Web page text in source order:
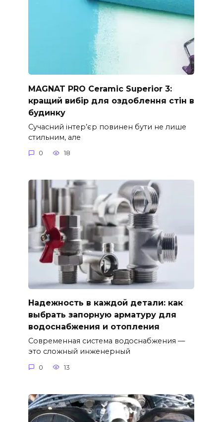
MAGNAT PRO Ceramic Superior 3:
кращий вибір для оздоблення стін в
будинку
Сучасний інтер’єр повинен бути не лише
стильним, але
0 18
Надежность в каждой детали: как
выбрать запорную арматуру для
водоснабжения и отопления
Современная система водоснабжения —
это сложный инженерный
0 13